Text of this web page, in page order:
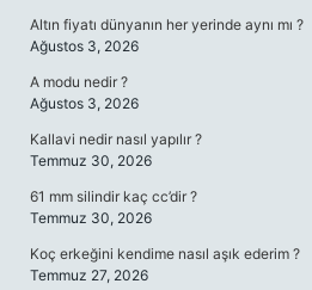
Altın fiyatı dünyanın her yerinde aynı mı ?
Ağustos 3, 2026
A modu nedir ?
Ağustos 3, 2026
Kallavi nedir nasıl yapılır ?
Temmuz 30, 2026
61 mm silindir kaç cc’dir ?
Temmuz 30, 2026
Koç erkeğini kendime nasıl aşık ederim ?
Temmuz 27, 2026